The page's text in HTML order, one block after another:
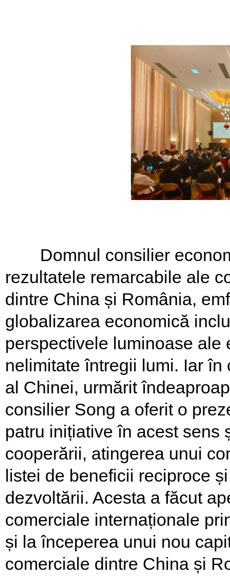
Domnul consilier
rezultatele remarcabile ale
dintre China și România,
globalizarea economică
perspectivele luminoase
nelimitate întregii lumi. Iar
al Chinei, urmărit
consilier Song a oferit o
patru inițiative în acest sens
cooperării, atingerea unui
listei de beneficii reciproce
dezvoltării. Acesta a făcut
comerciale internaționale
și la începerea unui nou
comerciale dintre China și